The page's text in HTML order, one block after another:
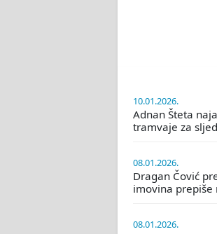
10.01.2026.
Adnan Šteta
tramvaje za
08.01.2026.
Dragan Čović
imovina prepiše
08.01.2026.